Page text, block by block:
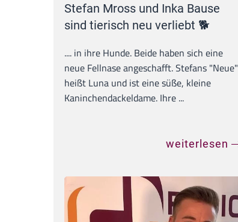
Stefan Mross und Inka Bause
sind tierisch neu verliebt 🐕
.... in ihre Hunde. Beide haben sich eine
neue Fellnase angeschafft. Stefans "Neue"
heißt Luna und ist eine süße, kleine
Kaninchendackeldame. Ihre ...
weiterlesen